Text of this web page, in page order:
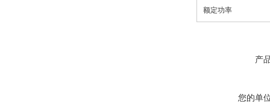
额定功率
产
您的单